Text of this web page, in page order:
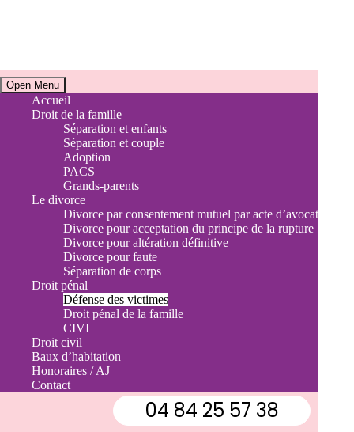
Open Menu
Accueil
Droit de la famille
Séparation et enfants
Séparation et couple
Adoption
PACS
Grands-parents
Le divorce
Divorce par consentement mutuel par acte d’avocat
Divorce pour acceptation du principe de la rupture
Divorce pour altération définitive
Divorce pour faute
Séparation de corps
Droit pénal
Défense des victimes
Droit pénal de la famille
CIVI
Droit civil
Baux d’habitation
Honoraires / AJ
Contact
04 84 25 57 38
Horaires
Accueil téléphonique et Consultations juridiques
Du lundi au vendredi de 9h à 17h30
Sur rendez-vous uniquement
9 Avenue de la Libération
13120 Gardanne
Contactez-moi